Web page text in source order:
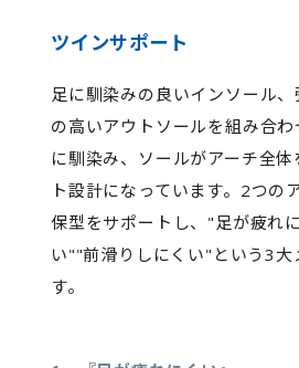
ツインサポート
足に馴染みの良いインソール
の高いアウトソールを組み合
に馴染み、ソールがアーチ全
ト設計になっています。2つの
保型をサポートし、"足が疲れ
い""前滑りしにくい"という3大
す。